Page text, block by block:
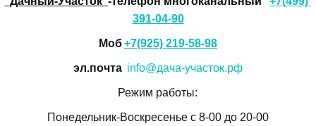
391-04-90
Моб +7(925) 219-58-98
эл.почта info@дача-участок.рф
Режим работы:
Понедельник-Воскресенье с 8-00 до 20-00